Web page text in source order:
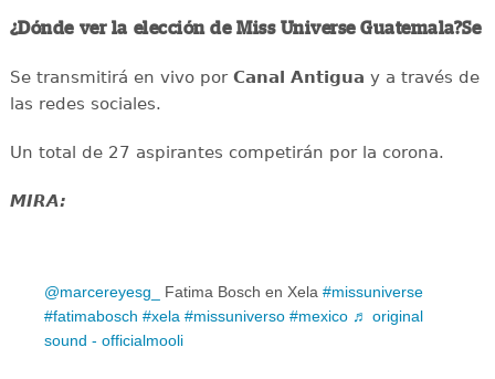
¿Dónde ver la elección de Miss Universe Guatemala?Se
Se transmitirá en vivo porCanal Antigua y a través de
las redes sociales.
Un total de 27 aspirantes competirán por la corona.
MIRA:
@marcereyesg_ Fatima Bosch en Xela #missuniverse
#fatimabosch #xela #missuniverso #mexico ♬ original
sound - officialmooli